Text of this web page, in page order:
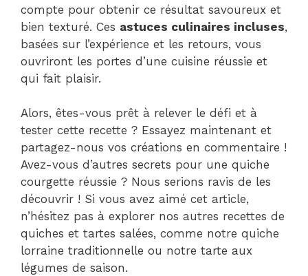
compte pour obtenir ce résultat savoureux et
bien texturé. Ces astuces culinaires incluses,
basées sur l’expérience et les retours, vous
ouvriront les portes d’une cuisine réussie et
qui fait plaisir.
Alors, êtes-vous prêt à relever le défi et à
tester cette recette ? Essayez maintenant et
partagez-nous vos créations en commentaire !
Avez-vous d’autres secrets pour une quiche
courgette réussie ? Nous serions ravis de les
découvrir ! Si vous avez aimé cet article,
n’hésitez pas à explorer nos autres recettes de
quiches et tartes salées, comme notre quiche
lorraine traditionnelle ou notre tarte aux
légumes de saison.